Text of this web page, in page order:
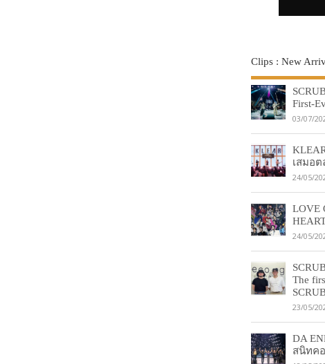
Clips : New
First-
03/07/
เสมอ
24/05/
LOVE
24/05/
The
23/05/
DA
สนิทค